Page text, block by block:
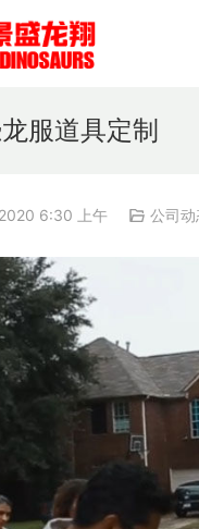
服道具定制
6:30 上午 公司动